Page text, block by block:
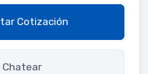
Cotización
Chatear